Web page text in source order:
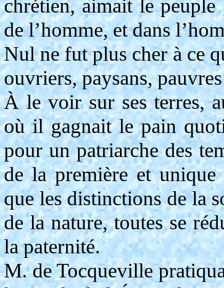
chrétien, aimait le
de l’homme, et dans
Nul ne fut plus cher à ce
ouvriers, paysans,
À le voir sur ses terres,
où il gagnait le pain
pour un patriarche des
de la première et
que les distinctions de la
de la nature, toutes se
la paternité.
M. de Tocqueville